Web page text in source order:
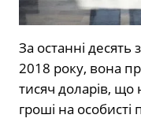
За останні десять
2018 року, вона
тисяч доларів, що
гроші на